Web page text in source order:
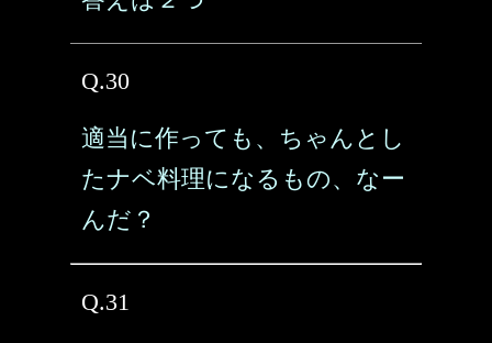
Q.30
適当に作っても、ちゃんとし
たナベ料理になるもの、なー
んだ？
Q.31